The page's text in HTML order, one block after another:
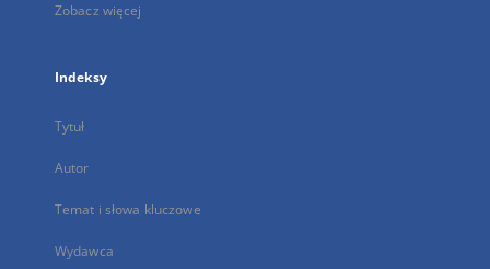
Zobacz więcej
Indeksy
Tytuł
Autor
Temat i słowa kluczowe
Wydawca